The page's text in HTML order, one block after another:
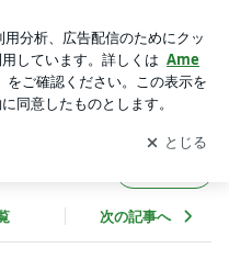
新通知
を受け取りまし
開く
次の記事へ